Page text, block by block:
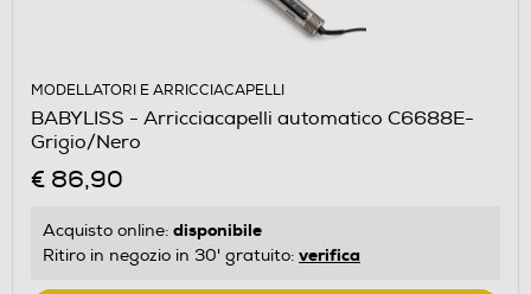
MODELLATORI E ARRICCIACAPELLI
BABYLISS - Arricciacapelli automatico C6688E-
Grigio/Nero
€ 86,90
Acquisto online: disponibile
Ritiro in negozio in 30' gratuito: verifica